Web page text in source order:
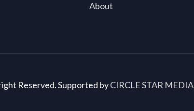
About
Reserved. Supported byCIRCLE STAR MEDIA